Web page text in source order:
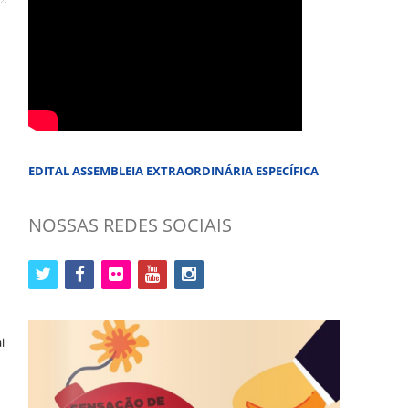
EDITAL ASSEMBLEIA EXTRAORDINÁRIA ESPECÍFICA
NOSSAS REDES SOCIAIS
twitterfacebook flickr youtube